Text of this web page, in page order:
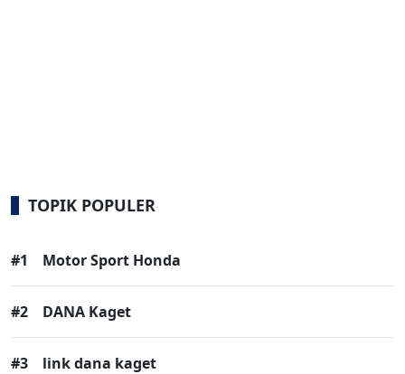
TOPIK POPULER
#1 Motor Sport Honda
#2 DANA Kaget
#3 link dana kaget